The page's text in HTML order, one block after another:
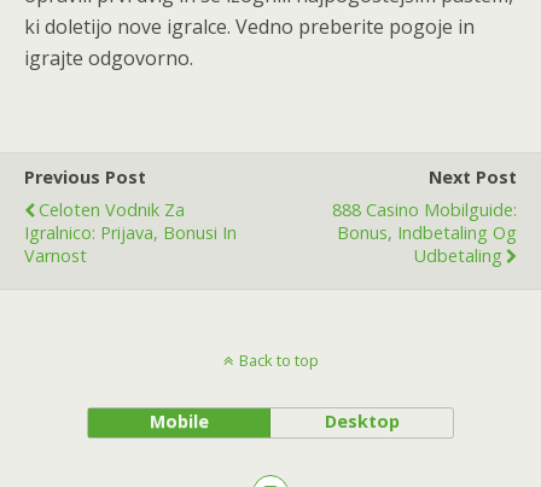
ki doletijo nove igralce. Vedno preberite pogoje in
igrajte odgovorno.
Previous Post
Celoten Vodnik Za
Igralnico: Prijava, Bonusi In
Varnost
Next Post
888 Casino Mobilguide:
Bonus, Indbetaling Og
Udbetaling
Back to top
Mobile Desktop